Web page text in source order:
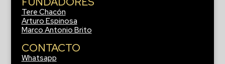
Tere Chacón
Arturo Espinosa
Marco Antonio Brito
CONTACTO
Whatsapp